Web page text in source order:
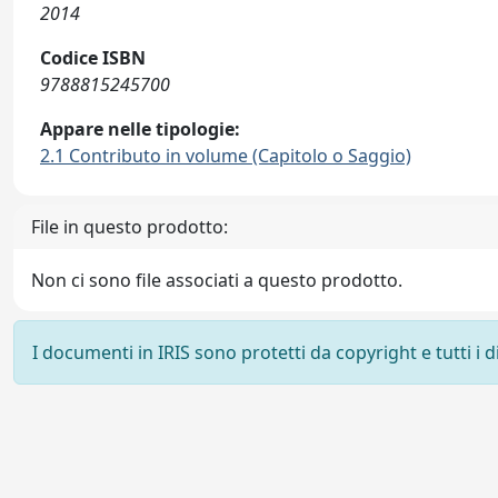
2014
Codice ISBN
9788815245700
Appare nelle tipologie:
2.1 Contributo in volume (Capitolo o Saggio)
File in questo prodotto:
Non ci sono file associati a questo prodotto.
I documenti in IRIS sono protetti da copyright e tutti i